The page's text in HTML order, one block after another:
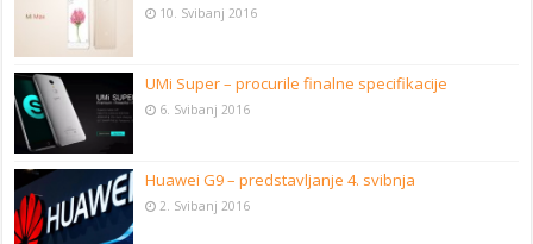
10. Svibanj 2016
UMi Super – procurile finalne specifikacije
6. Svibanj 2016
Huawei G9 – predstavljanje 4. svibnja
2. Svibanj 2016